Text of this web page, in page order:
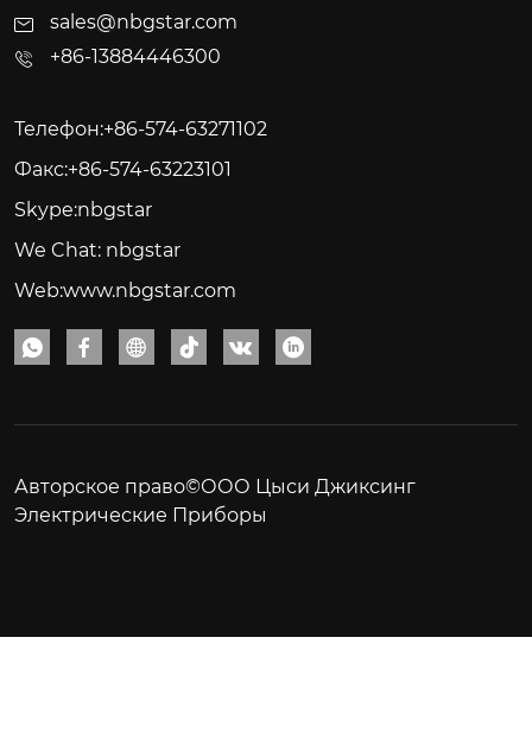
sales@nbgstar.com
+86-13884446300
Телефон:+86-574-63271102
Факс:+86-574-63223101
Skype:nbgstar
We Chat: nbgstar
Web:www.nbgstar.com
     
Авторское право©ООО Цыси Джиксинг
Электрические Приборы